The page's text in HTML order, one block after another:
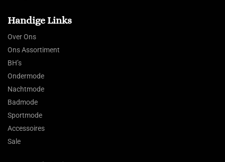
Handige Links
Over Ons
Ons Assortiment
BH’s
Ondermode
Nachtmode
Badmode
Sportmode
Accessoires
Sale